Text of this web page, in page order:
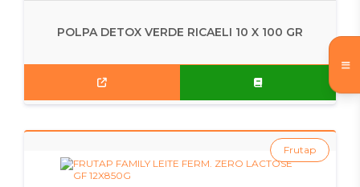
POLPA DETOX VERDE RICAELI 10 X 100 GR
Frutap